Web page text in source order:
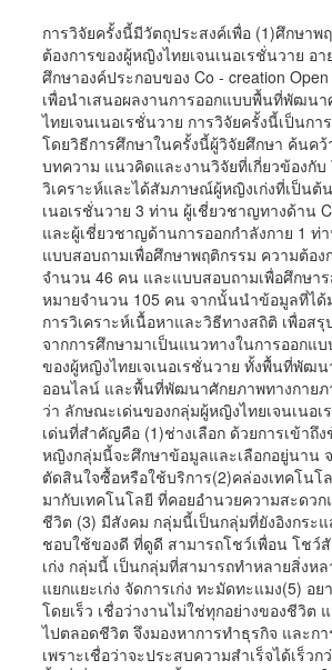
การวิจัยครั้งนี้มีวัตถุประสงค์เพื่อ (1)ศึกษาพ
ต้องการของผู้หญิงไทยเจนเนอเรชั่นวาย อา
ศึกษาองค์ประกอบของ Co - creation
เพื่อนำเสนอผลงานการออกแบบพื้นที่พัฒน
ไทยเจนเนอเรชั่นวาย การวิจัยครั้งนี้เป็นกา
โดยวิธีการศึกษาในครั้งนี้ผู้วิจัยศึกษา ค้นคว้
บทความ แนวคิดและงานวิจัยที่เกี่ยวข้องกับ
วิเคราะห์และได้สัมภาษณ์ผู้หญิงเก่งที่เป็นต้
เนอเรชั่นวาย 3 ท่าน ผู้เชี่ยวชาญทางด้าน
และผู้เชี่ยวชาญด้านการออกกำลังกาย 1 ท่
แบบสอบถามเพื่อศึกษาพฤติกรรม ความต้อง
จำนวน 46 คน และแบบสอบถามเพื่อศึกษา
หมายจำนวน 105 คน จากนั้นนำข้อมูลที่ได้
การวิเคราะห์เนื้อหาและวิธีทางสถิติ เพื่อส
จากการศึกษามาเป็นแนวทางในการออก
ของผู้หญิงไทยเจเนอเรชั่นวาย ทั้งพื้นที่พัฒ
ออนไลน์ และพื้นที่พัฒนาศักยภาพทางกายภ
ว่า ลักษณะเด่นของกลุ่มผู้หญิงไทยเจนเนอ
เด่นที่สำคัญคือ (1)ช่างเลือก ด้วยการเข้าถึ
หญิงกลุ่มนี้จะศึกษาข้อมูลและเลือกอยู่นาน
ตัดสินใจซื้อหรือใช้บริการ(2)คล่องเทคโนโ
มากับเทคโนโลยี ที่คอยอำนวยความสะดว
ชีวิต (3) มีสังคม กลุ่มนี้เป็นกลุ่มที่ยังอิงกระ
ชอบใช้ของดี ที่ดูดี สามารถโชว์เพื่อน โชว์
เก่ง กลุ่มนี้ เป็นกลุ่มที่สามารถทำหลายสิ่งห
แยกแยะเก่ง จัดการเก่ง ทะมัดทะแมง(5) อ
โดยเร็ว เชื่อว่างานไม่ใช่ทุกอย่างของชีวิต
ไปตลอดชีวิต จึงมองหาการทำธุรกิจ และกา
เพราะเชื่อว่าจะประสบความสำเร็จได้เร็วก